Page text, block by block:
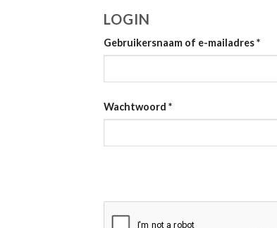
LOGIN
Gebruikersnaam of e-mailadres*
Wachtwoord *